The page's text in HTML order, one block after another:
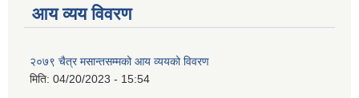
आय व्यय विवरण
२०७९ चैत्र मसान्तसम्मको आय व्ययको विवरण
मिति: 04/20/2023 - 15:54